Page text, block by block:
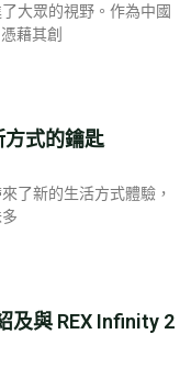
大眾的視野。作為中國
藉其創
方式的鑰匙
了新的生活方式體驗，
及與 REX Infinity 2